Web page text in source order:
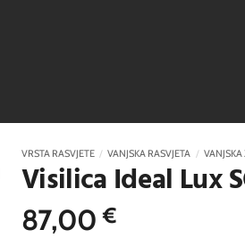
VRSTA RASVJETE / VANJSKA RASVJETA /
Visilica Ideal Lux
87,00€